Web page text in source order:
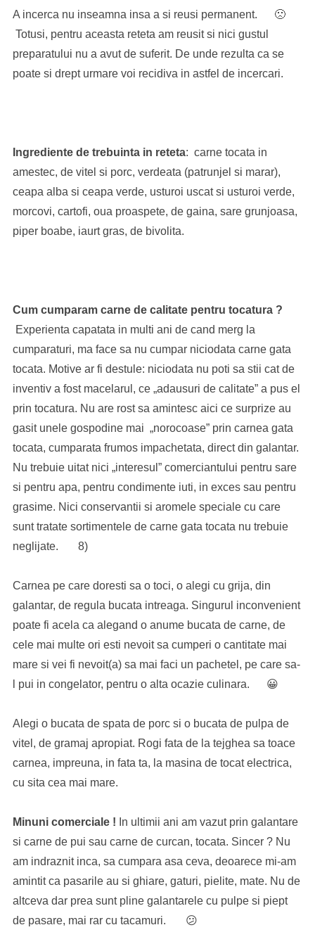
A incerca nu inseamna insa a si reusi permanent. 🙁
Totusi, pentru aceasta reteta am reusit si nici gustul
preparatului nu a avut de suferit. De unde rezulta ca se
poate si drept urmare voi recidiva in astfel de incercari.
Ingrediente de trebuinta in reteta: carne tocata in
amestec, de vitel si porc, verdeata (patrunjel si marar),
ceapa alba si ceapa verde, usturoi uscat si usturoi verde,
morcovi, cartofi, oua proaspete, de gaina, sare grunjoasa,
piper boabe, iaurt gras, de bivolita.
Cum cumparam carne de calitate pentru tocatura ?
Experienta capatata in multi ani de cand merg la
cumparaturi, ma face sa nu cumpar niciodata carne gata
tocata. Motive ar fi destule: niciodata nu poti sa stii cat de
inventiv a fost macelarul, ce „adausuri de calitate” a pus el
prin tocatura. Nu are rost sa amintesc aici ce surprize au
gasit unele gospodine mai „norocoase” prin carnea gata
tocata, cumparata frumos impachetata, direct din galantar.
Nu trebuie uitat nici „interesul” comerciantului pentru sare
si pentru apa, pentru condimente iuti, in exces sau pentru
grasime. Nici conservantii si aromele speciale cu care
sunt tratate sortimentele de carne gata tocata nu trebuie
neglijate. 8)
Carnea pe care doresti sa o toci, o alegi cu grija, din
galantar, de regula bucata intreaga. Singurul inconvenient
poate fi acela ca alegand o anume bucata de carne, de
cele mai multe ori esti nevoit sa cumperi o cantitate mai
mare si vei fi nevoit(a) sa mai faci un pachetel, pe care sa-
l pui in congelator, pentru o alta ocazie culinara. 😀
Alegi o bucata de spata de porc si o bucata de pulpa de
vitel, de gramaj apropiat. Rogi fata de la tejghea sa toace
carnea, impreuna, in fata ta, la masina de tocat electrica,
cu sita cea mai mare.
Minuni comerciale ! In ultimii ani am vazut prin galantare
si carne de pui sau carne de curcan, tocata. Sincer ? Nu
am indraznit inca, sa cumpara asa ceva, deoarece mi-am
amintit ca pasarile au si ghiare, gaturi, pielite, mate. Nu de
altceva dar prea sunt pline galantarele cu pulpe si piept
de pasare, mai rar cu tacamuri. 😕